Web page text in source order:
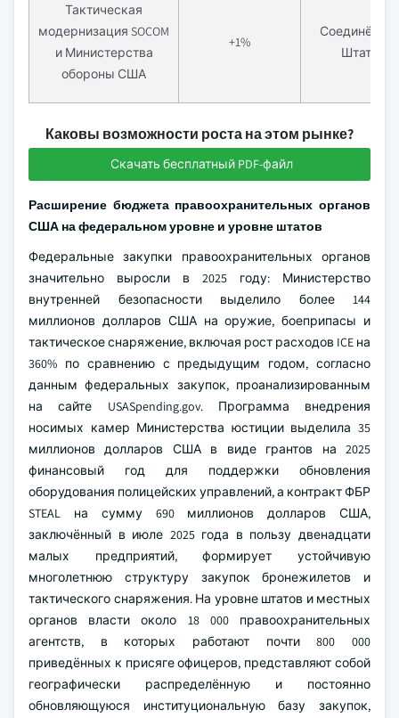
Тактическая
модернизация SOCOM
и Министерства
обороны США
+1%
Штаты
Каковы возможности роста на этом рынке?
Скачать бесплатный PDF-файл
Расширение бюджета правоохранительных органов
США на федеральном уровне и уровне штатов
Федеральные закупки правоохранительных органов
значительно выросли в 2025 году: Министерство
внутренней безопасности выделило более 144
миллионов долларов США на оружие, боеприпасы и
тактическое снаряжение, включая рост расходов ICE на
360% по сравнению с предыдущим годом, согласно
данным федеральных закупок, проанализированным
на сайте USASpending.gov. Программа внедрения
носимых камер Министерства юстиции выделила 35
миллионов долларов США в виде грантов на 2025
финансовый год для поддержки обновления
оборудования полицейских управлений, а контракт ФБР
STEAL на сумму 690 миллионов долларов США,
заключённый в июле 2025 года в пользу двенадцати
малых предприятий, формирует устойчивую
многолетнюю структуру закупок бронежилетов и
тактического снаряжения. На уровне штатов и местных
органов власти около 18 000 правоохранительных
агентств, в которых работают почти 800 000
приведённых к присяге офицеров, представляют собой
географически распределённую и постоянно
обновляющуюся институциональную базу закупок,